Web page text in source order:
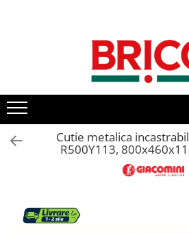
Toate Produsele
Baterii bucatarie
Baterii bideu si dus igienic
Cutie metalica
R500Y113,